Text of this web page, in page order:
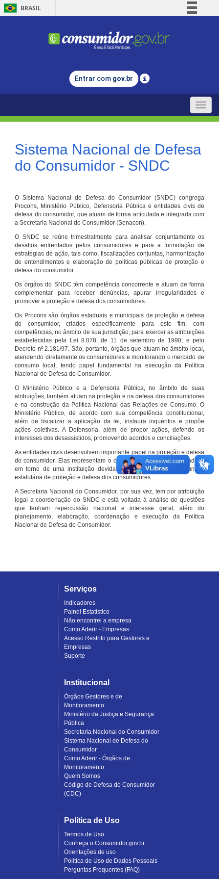
BRASIL
Comunica BR
Legislação
Entrar com gov.br
Toggle
Sistema Nacional de Defesa
do Consumidor - SNDC
O Sistema Nacional de Defesa do Consumidor (SNDC) congrega
Procons, Ministério Público, Defensoria Pública e entidades civis de
defesa do consumidor, que atuam de forma articulada e integrada com
a Secretaria Nacional do Consumidor (Senacon).
O SNDC se reúne trimestralmente para analisar conjuntamente os
desafios enfrentados pelos consumidores e para a formulação de
estratégias de ação, tais como, fiscalizações conjuntas, harmonização
de entendimentos e elaboração de políticas públicas de proteção e
defesa do consumidor.
Os órgãos do SNDC têm competência concorrente e atuam de forma
complementar para receber denúncias, apurar irregularidades e
promover a proteção e defesa dos consumidores.
Os Procons são órgãos estaduais e municipais de proteção e defesa
do consumidor, criados especificamente para este fim, com
competências, no âmbito de sua jurisdição, para exercer as atribuições
estabelecidas pela Lei 8.078, de 11 de setembro de 1990, e pelo
Decreto nº 2.181/97. São, portanto, órgãos que atuam no âmbito local,
atendendo diretamente os consumidores e monitorando o mercado de
consumo local, tendo papel fundamental na execução da Política
Nacional de Defesa do Consumidor.
O Ministério Público e a Defensoria Pública, no âmbito de suas
atribuições, também atuam na proteção e na defesa dos consumidores
e na construção da Política Nacional das Relações de Consumo. O
Ministério Público, de acordo com sua competência constitucional,
além de fiscalizar a aplicação da lei, instaura inquéritos e propõe
ações coletivas. A Defensoria, além de propor ações, defende os
interesses dos desassistidos, promovendo acordos e conciliações.
As entidades civis desenvolvem importante papel na proteção e defesa
do consumidor. Elas representam o conjunto organizado de cidadãos
em torno de uma instituição devidamente registrada e com função
estatutária de proteção e defesa dos consumidores.
A Secretaria Nacional do Consumidor, por sua vez, tem por atribuição
legal a coordenação do SNDC e está voltada à análise de questões
que tenham repercussão nacional e interesse geral, além do
planejamento, elaboração, coordenação e execução da Política
Nacional de Defesa do Consumidor.
Serviços
Indicadores
Painel Estatístico
Não encontrei a empresa
Como Aderir - Empresas
Acesso Restrito para Gestores e
Empresas
Suporte
Institucional
Órgãos Gestores e de
Monitoramento
Ministério da Justiça e Segurança
Pública
Secretaria Nacional do Consumidor
Sistema Nacional de Defesa do
Consumidor
Como Aderir - Órgãos de
Monitoramento
Quem Somos
Código de Defesa do Consumidor
(CDC)
Política de Uso
Termos de Uso
Conheça o Consumidor.gov.br
Orientações de uso
Política de Uso de Dados Pessoais
Perguntas Frequentes (FAQ)